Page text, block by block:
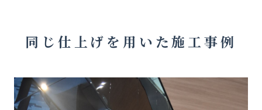
同じ仕上げを用いた施工事例